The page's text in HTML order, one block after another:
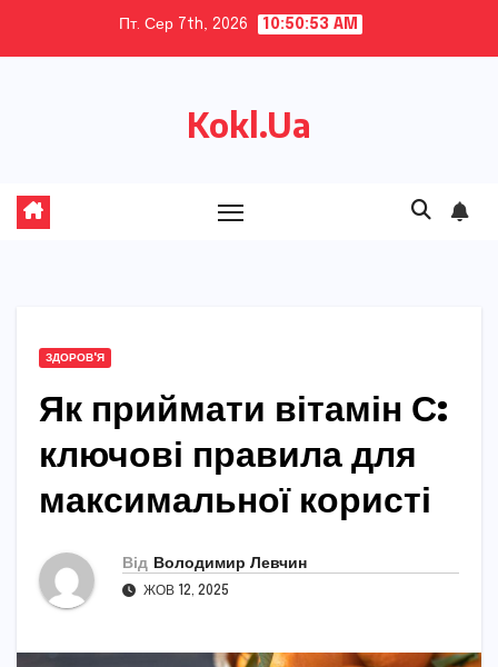
Пт. Сер 7th, 2026 10:50:54 AM
Kokl.Ua
ЗДОРОВ'Я
Як приймати вітамін С:
ключові правила для
максимальної користі
Від Володимир Левчин
ЖОВ 12, 2025